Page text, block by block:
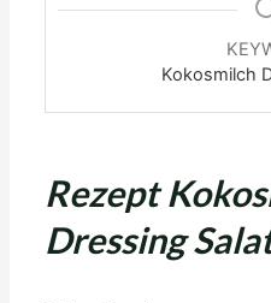
Kokosmilch
Rezept
Dressing